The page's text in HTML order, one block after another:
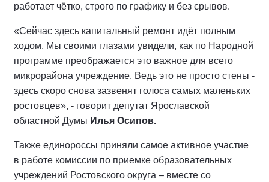
работает чётко, строго по графику и без срывов.
«Сейчас здесь капитальный ремонт идёт полным
ходом. Мы своими глазами увидели, как по Народной
программе преображается это важное для всего
микрорайона учреждение. Ведь это не просто стены -
здесь скоро снова зазвенят голоса самых маленьких
ростовцев», - говорит депутат Ярославской
областной Думы Илья Осипов.
Также единороссы приняли самое активное участие
в работе комиссии по приемке образовательных
учреждений Ростовского округа – вместе со